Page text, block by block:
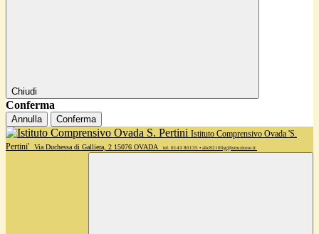
Chiudi
Conferma
Annulla Conferma
Istituto Comprensivo Ovada 'S.
Pertini'
Via Duchessa di Galliera, 2 15076 OVADA tel. 0143 80135 • alic82100g@istruzione.it